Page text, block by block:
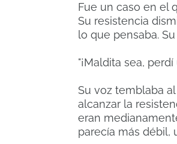
Fue un caso en el
Su resistencia
lo que pensaba.
"¡Maldita sea,
Su voz temblaba
alcanzar la
eran
parecía más débil,